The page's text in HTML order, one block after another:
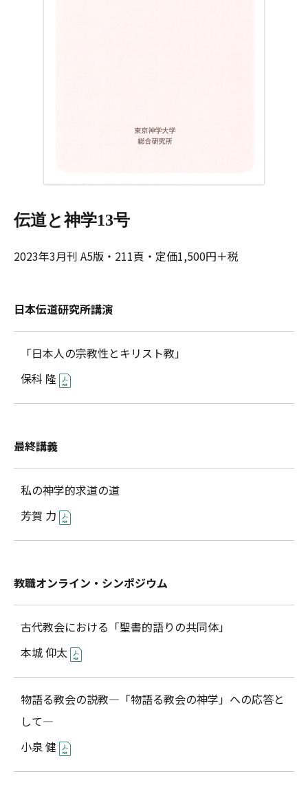
伝道と神学13号
2023年3月刊 A5版・211頁・定価1,500円＋税
日本伝道研究所講演
「日本人の宗教性とキリスト教」
保科 隆
最終講義
私の神学的求道の道
芳賀 力
教職オンライン・シンポジウム
古代教会における「聖書的語りの共同体」
本城 仰太
物語る教会の説教―「物語る教会の神学」への応答と
して―
小泉 健